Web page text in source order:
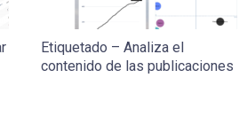
Etiquetado – Analiza el
contenido de las publicaciones